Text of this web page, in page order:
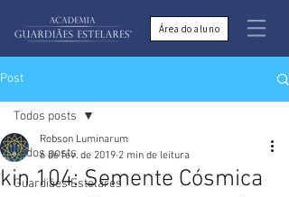
Área do aluno
Post
Todos posts
Guardiães Estelares
Todos posts
kin 104: Semente Cósmica
Robson Luminarum
6 de fev. de 2019 2 min de leitura